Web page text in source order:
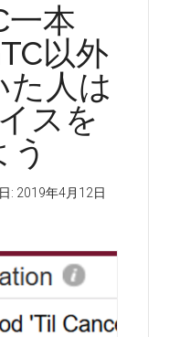
一本
以外
た人は
スを
: 2019年4月12日